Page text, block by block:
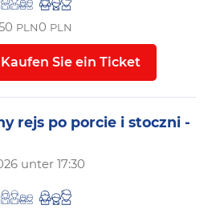
PLN0 PLN
Kaufen Sie ein Ticket
rejs po porcie i stoczni -
unter 17:30